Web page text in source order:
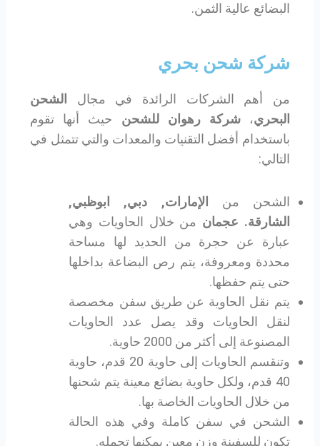
البضائع عالية الثمن.
شركة شحن بحري
من أهم الشركات الرائدة في مجال
الشحن
البحري،شركة رهوان للشحن حيث أنها تقوم
باستخدام أفضل التقنيات والمعدات والتي تتمثل في
التالي:
الشحن من الإمارات, دبي, ابوظبي,
الشارقة. عجمان من خلال الحاويات وهي
عبارة عن حجرة من الحديد لها مساحة
محددة ومعروفة، يتم رص البضاعة بداخلها
حتى يتم حفظها.
يتم نقل الحاوية عن طريق سفن مخصصة
لنقل الحاويات وقد يصل عدد الحاويات
المصنوعة إلى أكثر من 2000 حاوية.
وتنقسم الحاويات إلى حاوية 20 قدم، حاوية
40 قدم، ولكل حاوية بضائع معينة يتم شحنها
من خلال الحاويات الخاصة بها.
الشحن في سفن كاملة وفي هذه الحالة
تكون للسفينة وزن معين يمكنها تحمله.